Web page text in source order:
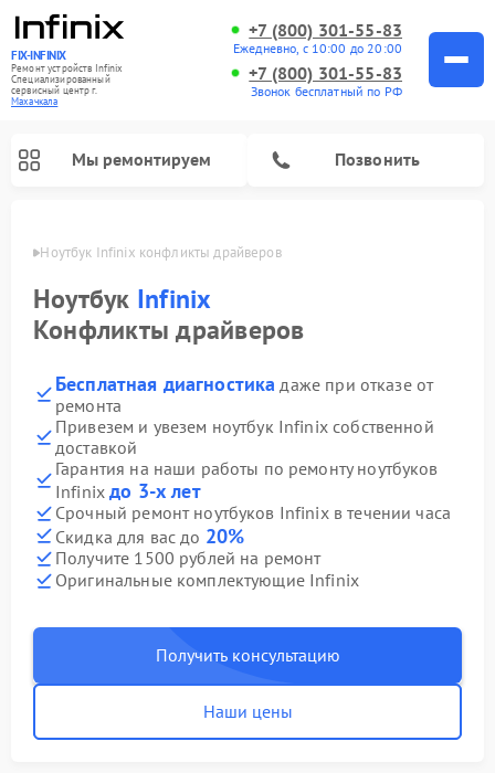
FIX-INFINIX
Ремонт устройств Infinix
Специализированный
cервисный центр г.
Махачкала
+7 (800) 301-55-83
Ежедневно, с 10:00 до 20:00
+7 (800) 301-55-83
Звонок бесплатный по РФ
Мы ремонтируем Позвонить
Ноутбук Infinix конфликты драйверов
Ноутбук Infinix
Конфликты драйверов
Бесплатная диагностика даже при отказе от
ремонта
Привезем и увезем ноутбук Infinix собственной
доставкой
Гарантия на наши работы по ремонту ноутбуков
Infinixдо 3-х лет
Срочный ремонт ноутбуков Infinix в течении часа
Скидка для вас до 20%
Получите 1500 рублей на ремонт
Оригинальные комплектующие Infinix
Получить консультацию
Наши цены